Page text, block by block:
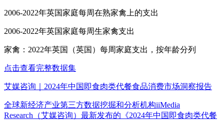
2006-2022年英国家庭每周在熟家禽上的支出
2006-2022年英国家庭每周生家禽支出
家禽：2022年英国（英国）每周家庭支出，按年龄分列
点击查看完整数据集
艾媒咨询｜2024年中国即食肉类代餐食品消费市场洞察报告
全球新经济产业第三方数据挖掘和分析机构iiMedia
Research（艾媒咨询）最新发布的《2024年中国即食肉类代餐